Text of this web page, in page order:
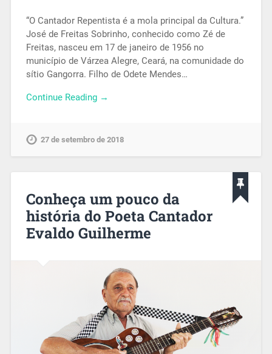
“O Cantador Repentista é a mola principal da Cultura.”
José de Freitas Sobrinho, conhecido como Zé de
Freitas, nasceu em 17 de janeiro de 1956 no
município de Várzea Alegre, Ceará, na comunidade do
sítio Gangorra. Filho de Odete Mendes…
Continue Reading →
27 de setembro de 2018
Conheça um pouco da
história do Poeta Cantador
Evaldo Guilherme